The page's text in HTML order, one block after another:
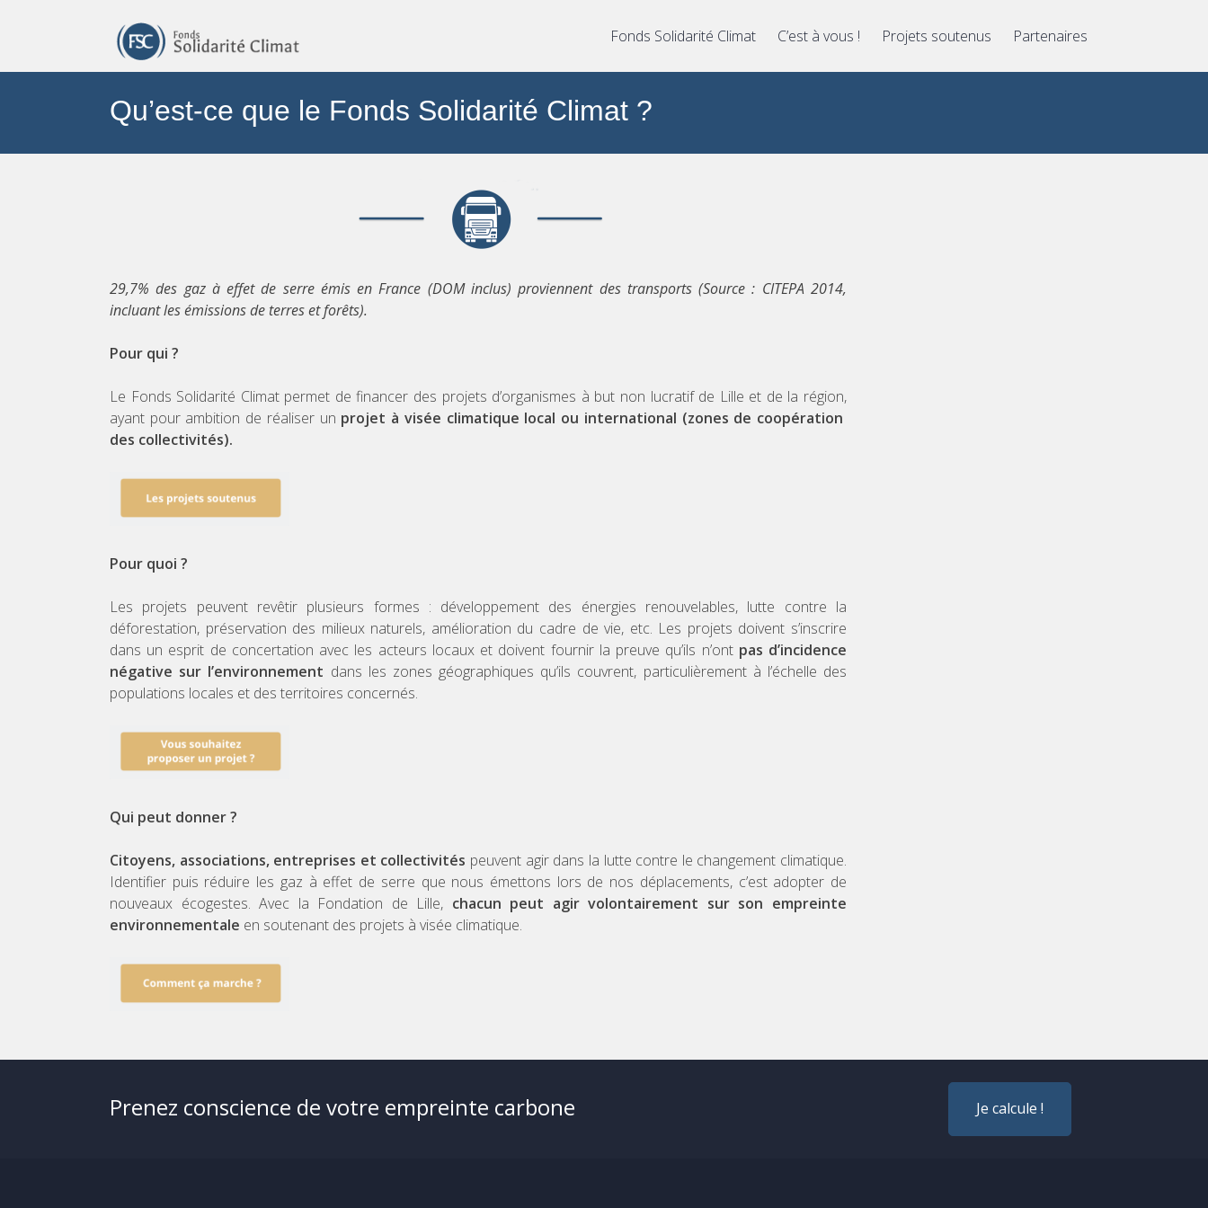
Fonds Solidarité Climat C’est à vous ! Projets soutenus Partenaires
Qu’est-ce que le Fonds Solidarité Climat ?
29,7% des gaz à effet de serre émis en France (DOM inclus) proviennent des transports (Source : CITEPA 2014,
incluant les émissions de terres et forêts).
Pour qui ?
Le Fonds Solidarité Climat permet de financer des projets d’organismes à but non lucratif de Lille et de la région,
ayant pour ambition de réaliser un projet à visée climatique local ou international (zones de coopération
des collectivités).
Pour quoi ?
Les projets peuvent revêtir plusieurs formes : développement des énergies renouvelables, lutte contre la
déforestation, préservation des milieux naturels, amélioration du cadre de vie, etc. Les projets doivent s’inscrire
dans un esprit de concertation avec les acteurs locaux et doivent fournir la preuve qu’ils n’ont pas d’incidence
négative sur l’environnement dans les zones géographiques qu’ils couvrent, particulièrement à l’échelle des
populations locales et des territoires concernés.
Qui peut donner ?
Citoyens, associations, entreprises et collectivités peuvent agir dans la lutte contre le changement climatique.
Identifier puis réduire les gaz à effet de serre que nous émettons lors de nos déplacements, c’est adopter de
nouveaux écogestes. Avec la Fondation de Lille, chacun peut agir volontairement sur son empreinte
environnementale en soutenant des projets à visée climatique.
Prenez conscience de votre empreinte carbone Je calcule !